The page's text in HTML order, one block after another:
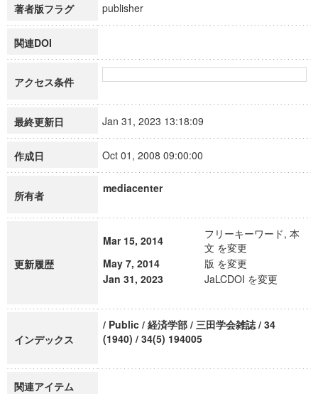
著者版フラグ publisher
関連DOI
アクセス条件
最終更新日 Jan 31, 2023 13:18:09
作成日 Oct 01, 2008 09:00:00
所有者
mediacenter
更新履歴
Mar 15, 2014
フリーキーワード, 本
文 を変更
May 7, 2014
版 を変更
Jan 31, 2023
JaLCDOI を変更
インデックス
/ Public / 経済学部 / 三田学会雑誌 / 34
(1940) / 34(5) 194005
関連アイテム